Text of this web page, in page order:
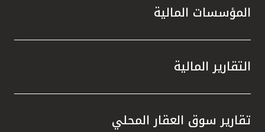
المؤسسات المالية
التقارير المالية
تقارير سوق العقار المحلي